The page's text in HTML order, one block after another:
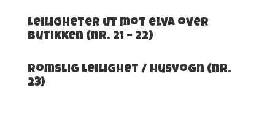
Leiligheter ut mot elva over
butikken (nr. 21 – 22)
Romslig Leilighet / Husvogn (nr.
23)